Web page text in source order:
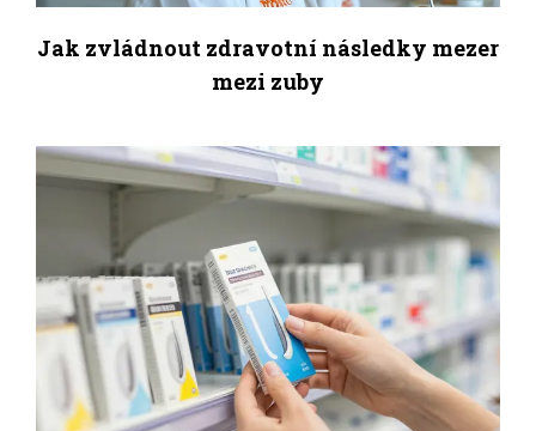
Jak zvládnout zdravotní následky mezer
mezi zuby